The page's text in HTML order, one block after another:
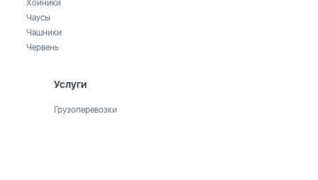
Хойники
Чаусы
Чашники
Червень
Услуги
Грузоперевозки